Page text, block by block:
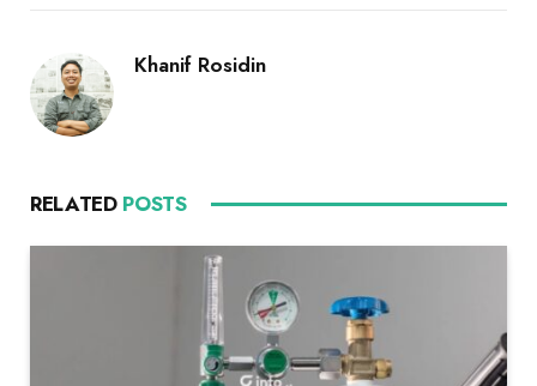
Khanif Rosidin
RELATED POSTS